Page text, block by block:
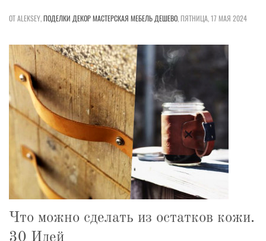
ОТ ALEKSEY,ПОДЕЛКИ ДЕКОРМАСТЕРСКАЯ МЕБЕЛЬ ДЕШЕВО,ПЯТНИЦА, 17 МАЯ 2024
Что можно сделать из остатков кожи.
30 Идей